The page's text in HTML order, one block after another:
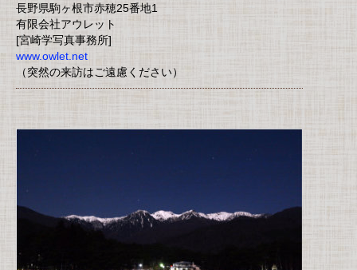
長野県駒ヶ根市赤穂25番地1
有限会社アウレット
[宮崎学写真事務所]
www.owlet.net
（突然の来訪はご遠慮ください）